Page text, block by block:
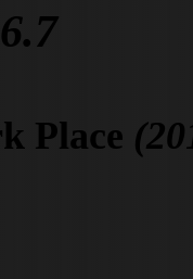
6.7
Place